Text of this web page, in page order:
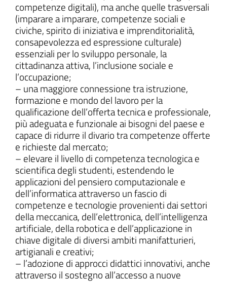
competenze digitali), ma anche quelle trasversali
(imparare a imparare, competenze sociali e
civiche, spirito di iniziativa e imprenditorialità,
consapevolezza ed espressione culturale)
essenziali per lo sviluppo personale, la
cittadinanza attiva, l’inclusione sociale e
l’occupazione;
– una maggiore connessione tra istruzione,
formazione e mondo del lavoro per la
qualificazione dell’offerta tecnica e professionale,
più adeguata e funzionale ai bisogni del paese e
capace di ridurre il divario tra competenze offerte
e richieste dal mercato;
– elevare il livello di competenza tecnologica e
scientifica degli studenti, estendendo le
applicazioni del pensiero computazionale e
dell’informatica attraverso un fascio di
competenze e tecnologie provenienti dai settori
della meccanica, dell’elettronica, dell’intelligenza
artificiale, della robotica e dell’applicazione in
chiave digitale di diversi ambiti manifatturieri,
artigianali e creativi;
– l’adozione di approcci didattici innovativi, anche
attraverso il sostegno all’accesso a nuove